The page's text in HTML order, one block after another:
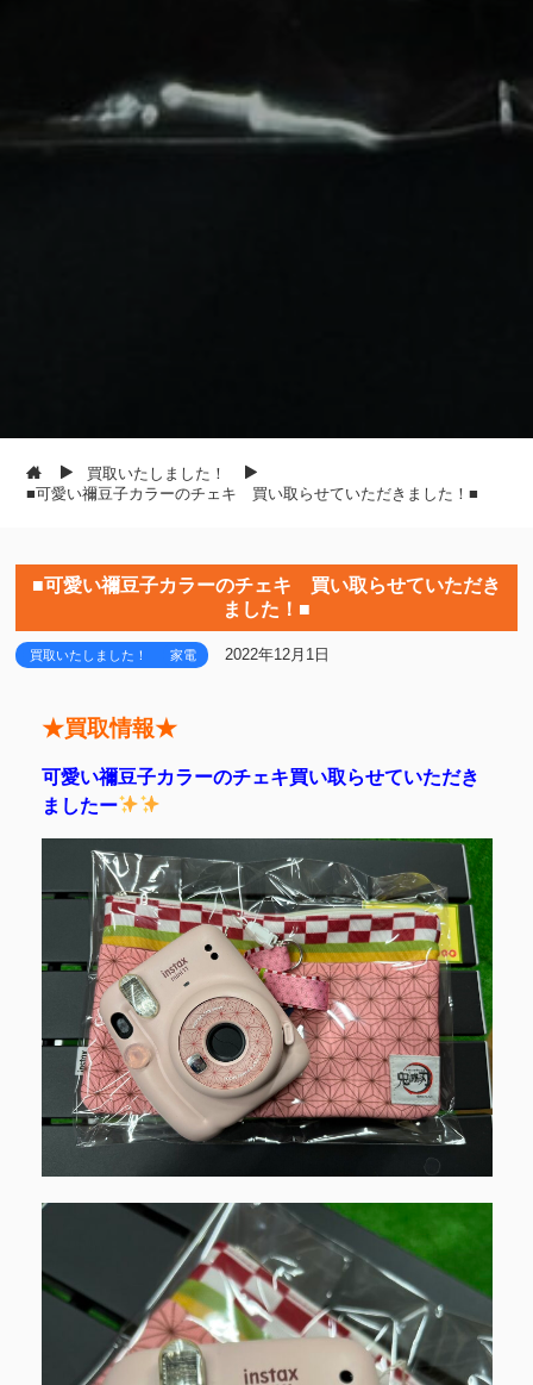
買取いたしました！
■可愛い禰豆子カラーのチェキ 買い取らせていただきました！■
■可愛い禰豆子カラーのチェキ 買い取らせていただき
ました！■
買取いたしました！ 家電 2022年12月1日
★買取情報★
可愛い禰豆子カラーのチェキ買い取らせていただき
ましたー